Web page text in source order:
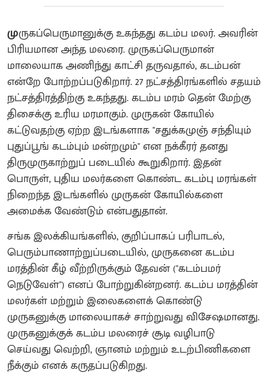
முருகப்பெருமானுக்கு உகந்தது கடம்ப மலர். அவரின்
பிரியமான அந்த மலரை. முருகப்பெருமான்
மாலையாக அணிந்து காட்சி தருவதால், கடம்பன்
என்றே போற்றப்படுகிறார். 27 நட்சத்திரங்களில் சதயம்
நட்சத்திரத்திற்கு உகந்தது. கடம்ப மரம் தென் மேற்கு
திசைக்கு உரிய மரமாகும். முருகன் கோயில்
கட்டுவதற்கு ஏற்ற இடங்களாக "சதுக்கமுஞ் சந்தியும்
புதுப்பூங் கடம்பும் மன்றமும்" என நக்கீரர் தனது
திருமுருகாற்றுப் படையில் கூறுகிறார். இதன்
பொருள், புதிய மலர்களை கொண்ட கடம்பு மரங்கள்
நிறைந்த இடங்களில் முருகன் கோயில்களை
அமைக்க வேண்டும் என்பதுதான்.
சங்க இலக்கியங்களில், குறிப்பாகப் பரிபாடல்,
பெரும்பாணாற்றுப்படையில், முருகனை கடம்ப
மரத்தின் கீழ் வீற்றிருக்கும் தேவன் ("கடம்பமர்
நெடுவேள்") எனப் போற்றுகின்றனர். கடம்ப மரத்தின்
மலர்கள் மற்றும் இலைகளைக் கொண்டு
முருகனுக்கு மாலையாகச் சாற்றுவது விசேஷமானது.
முருகனுக்குக் கடம்ப மலரைச் சூடி வழிபாடு
செய்வது வெற்றி, ஞானம் மற்றும் உடற்பிணிகளை
நீக்கும் எனக் கருதப்படுகிறது.